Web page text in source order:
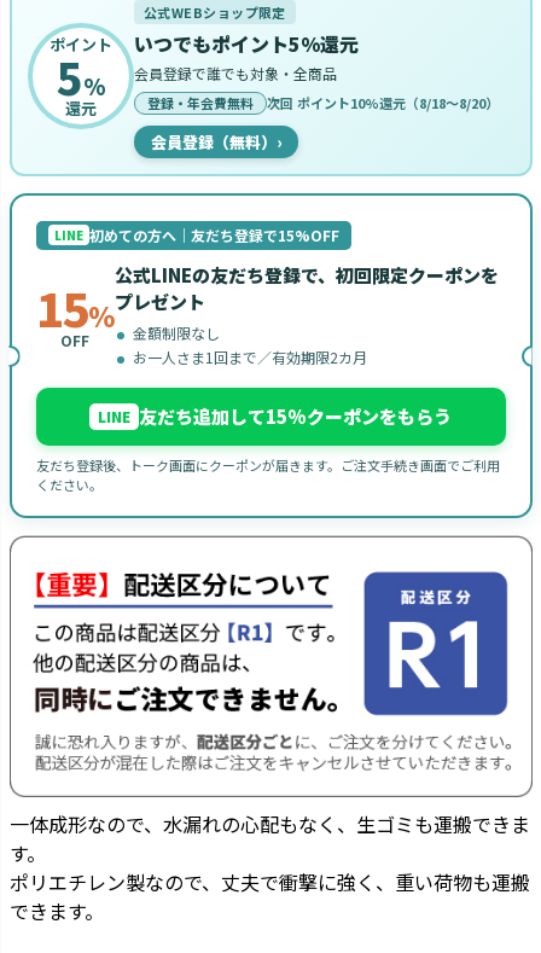
ポイント
5%
還元
公式WEBショップ限定
いつでもポイント5%還元
会員登録で誰でも対象・全商品
登録・年会費無料 次回 ポイント10%還元（8/18〜8/20）
会員登録（無料） ›
LINE 初めての方へ｜友だち登録で15%OFF
15%
OFF
公式LINEの友だち登録で、初回限定クーポンを
プレゼント
金額制限なし
お一人さま1回まで／有効期限2カ月
LINE 友だち追加して15%クーポンをもらう
友だち登録後、トーク画面にクーポンが届きます。ご注文手続き画面でご利用
ください。
一体成形なので、水漏れの心配もなく、生ゴミも運搬できま
す。
ポリエチレン製なので、丈夫で衝撃に強く、重い荷物も運搬
できます。